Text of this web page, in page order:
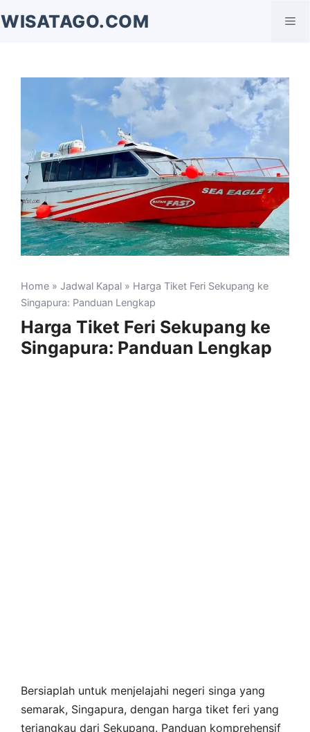
ke
WISATAGO.COM
Home » Jadwal Kapal » Harga Tiket Feri Sekupang ke
Singapura: Panduan Lengkap
Harga Tiket Feri Sekupang ke
Singapura: Panduan Lengkap
Bersiaplah untuk menjelajahi negeri singa yang
semarak, Singapura, dengan harga tiket feri yang
terjangkau dari Sekupang. Panduan komprehensif